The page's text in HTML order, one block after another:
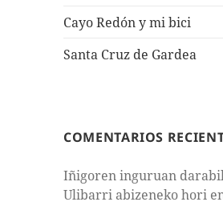
Cayo Redón y mi bici
Santa Cruz de Gardea
COMENTARIOS
Iñigoren inguruan
Ulibarri abizeneko hori